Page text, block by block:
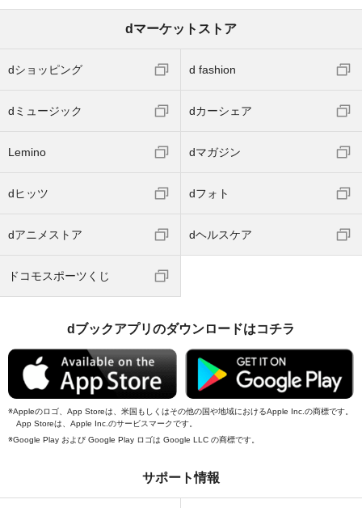
dマーケットストア
dショッピング d fashion
dミュージック dカーシェア
Lemino dマガジン
dヒッツ dフォト
dアニメストア dヘルスケア
ドコモスポーツくじ
dブックアプリのダウンロードはコチラ
Appleのロゴ、App Storeは、米国もしくはその他の国や地域におけるApple Inc.の商標です。
App Storeは、Apple Inc.のサービスマークです。
Google Play および Google Play ロゴは Google LLC の商標です。
サポート情報